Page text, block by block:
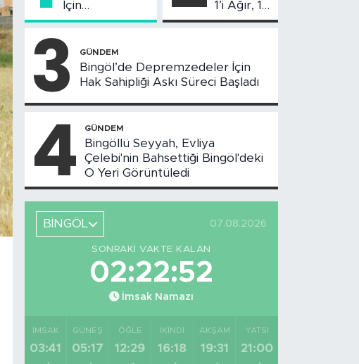
İçin
Değerlendirme
Yapıldı
1’i Ağır, 10
Yaralı
3 GÜNDEM
Bingöl’de Depremzedeler İçin
Hak Sahipliği Askı Süreci Başladı
4 GÜNDEM
Bingöllü Seyyah, Evliya
Çelebi'nin Bahsettiği Bingöl'deki
O Yeri Görüntüledi
BİNGÖL 07.08.2026
SONRAKI VAKTE KALAN
02:22:51
İmsak Namazı
İMSAK
03:41
GÜNEŞ
05:17
ÖĞLE
12:29
İKINDI
16:18
AKŞAM
19:31
YATSI
21:00